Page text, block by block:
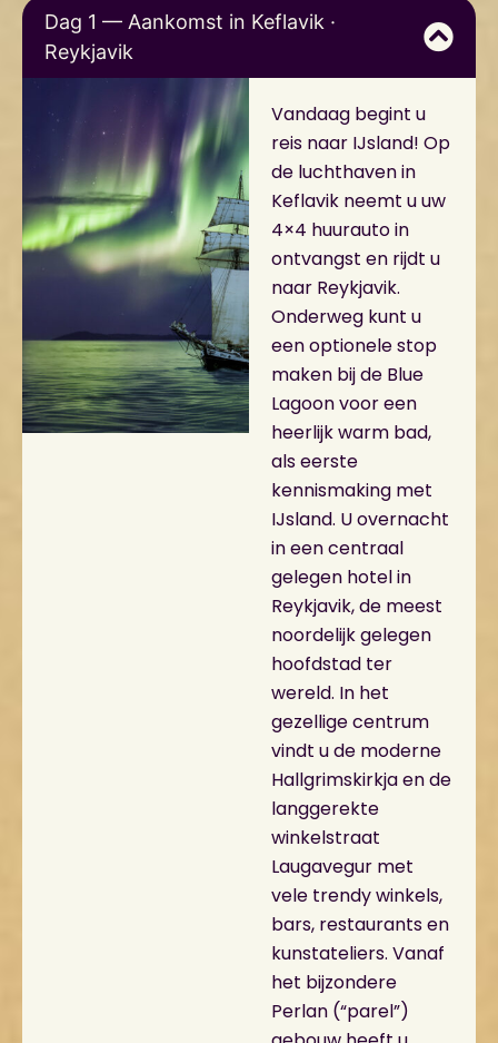
Dag 1 — Aankomst in Keflavik ·
Reykjavik
Vandaag begint u
reis naar IJsland! Op
de luchthaven in
Keflavik neemt u uw
4×4 huurauto in
ontvangst en rijdt u
naar Reykjavik.
Onderweg kunt u
een optionele stop
maken bij de Blue
Lagoon voor een
heerlijk warm bad,
als eerste
kennismaking met
IJsland. U overnacht
in een centraal
gelegen hotel in
Reykjavik, de meest
noordelijk gelegen
hoofdstad ter
wereld. In het
gezellige centrum
vindt u de moderne
Hallgrimskirkja en de
langgerekte
winkelstraat
Laugavegur met
vele trendy winkels,
bars, restaurants en
kunstateliers. Vanaf
het bijzondere
Perlan (“parel”)